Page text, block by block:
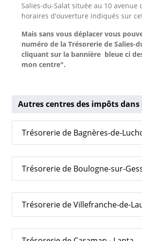
Salies-du-Salat située au 10 avenue
horaires d'ouverture indiqués sur
Mais sans vous déplacer vous
numéro de la Trésorerie de Salies-
cliquant sur la bannière bleue ci
mon centre".
Autres centres des impôts dans
Trésorerie de Bagnères-de-
Trésorerie de Boulogne-sur-
Trésorerie de Villefranche-de-